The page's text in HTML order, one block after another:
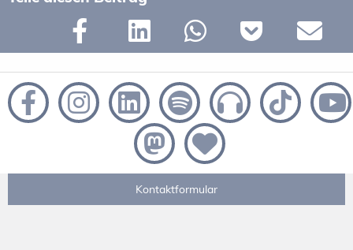
Kontaktformular